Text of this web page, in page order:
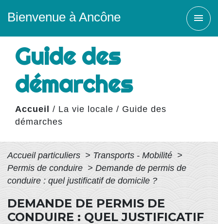
Bienvenue à Ancône menu
Guide des
démarches
Accueil / La vie locale / Guide des
démarches
Accueil particuliers > Transports - Mobilité >
Permis de conduire > Demande de permis de
conduire : quel justificatif de domicile ?
DEMANDE DE PERMIS DE
CONDUIRE : QUEL JUSTIFICATIF